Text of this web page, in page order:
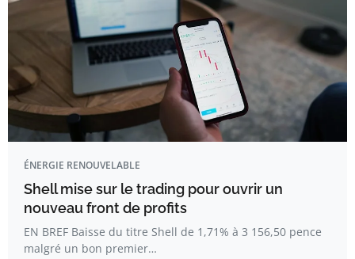
ÉNERGIE RENOUVELABLE
Shell mise sur le trading pour ouvrir un
nouveau front de profits
EN BREF Baisse du titre Shell de 1,71% à 3 156,50 pence
malgré un bon premier…